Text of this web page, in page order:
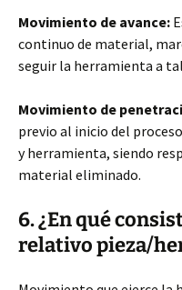
Movimiento de avance:
continuo de material,
seguir la herramienta a
Movimiento de
previo al inicio del
y herramienta, siendo
material eliminado.
6. ¿En qué
relativo pieza/